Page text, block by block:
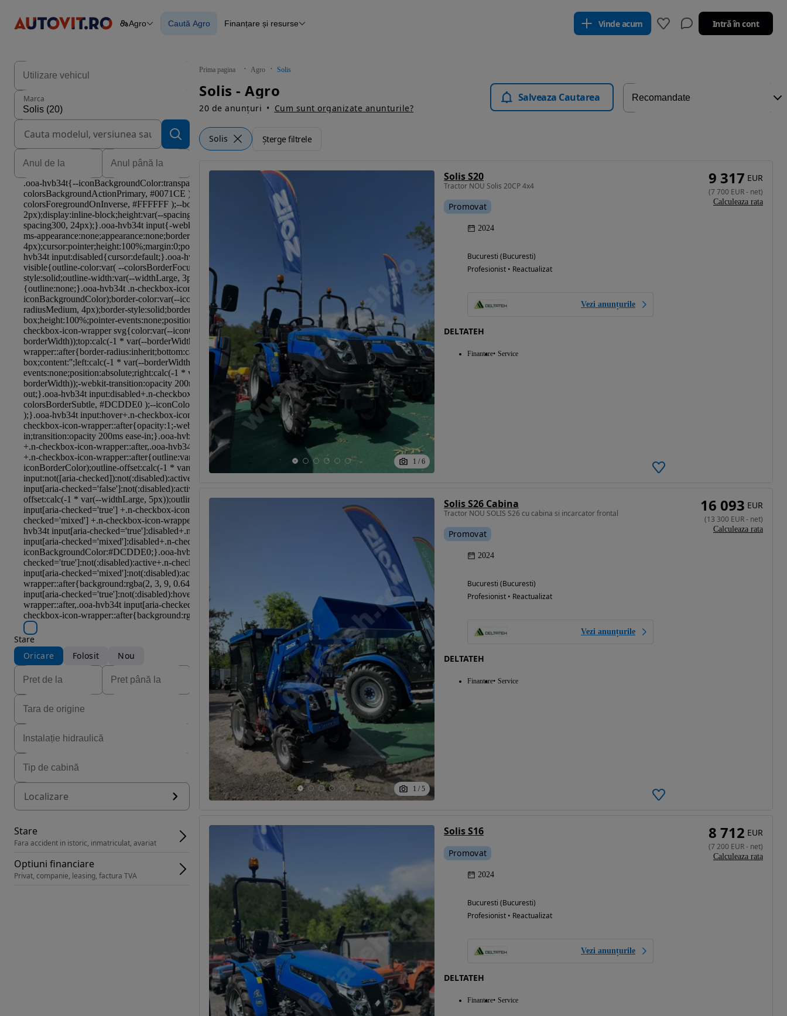
Autoturisme
Agro Caută Agro Finanțare și resurse Vinde acum Intră în cont
Prima pagina Agro Solis
Solis - Agro
20 de anunțuri Cum sunt organizate anunturile?
Salveaza Cautarea
Solis Șterge filtrele
Marca
Eligibil pentru
finantare
Stare
Oricare
Folosit Nou
Localizare
Stare
Fara accident in istoric, inmatriculat, avariat
Optiuni financiare
Privat, companie, leasing, factura TVA
1 / 6
Solis S20
Tractor NOU Solis 20CP 4x4
Promovat
2024
Bucuresti (Bucuresti)
Profesionist • Reactualizat
Vezi anunțurile
DELTATEH
Finantare Service
9 317 EUR
(7 700 EUR- net)
Calculeaza rata
1 / 5
Solis S26 Cabina
Tractor NOU SOLIS S26 cu cabina si incarcator frontal
Promovat
2024
Bucuresti (Bucuresti)
Profesionist • Reactualizat
Vezi anunțurile
DELTATEH
Finantare Service
16 093 EUR
(13 300 EUR- net)
Calculeaza rata
Solis S16
Promovat
2024
Bucuresti (Bucuresti)
Profesionist • Reactualizat
Vezi anunțurile
DELTATEH
Finantare Service
8 712 EUR
(7 200 EUR- net)
Calculeaza rata